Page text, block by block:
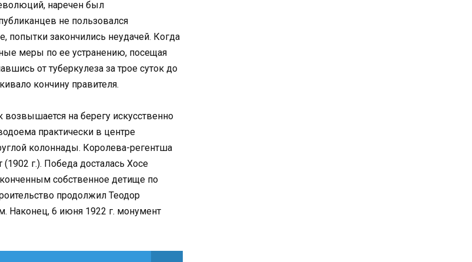
наречен был
не пользовался
закончились неудачей. Когда
меры по ее устранению, посещая
от туберкулеза за трое суток до
кончину правителя.
возвышается на берегу искусственно
практически в центре
колоннады. Королева-регентша
г.). Победа досталась Хосе
собственное детище по
продолжил Теодор
Наконец, 6 июня 1922 г. монумент